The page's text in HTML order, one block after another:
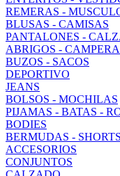
REMERAS -
BLUSAS - CAMISAS
PANTALONES -
ABRIGOS -
BUZOS - SACOS
DEPORTIVO
JEANS
BOLSOS - MOCHILAS
PIJAMAS - BATAS -
BODIES
BERMUDAS -
ACCESORIOS
CONJUNTOS